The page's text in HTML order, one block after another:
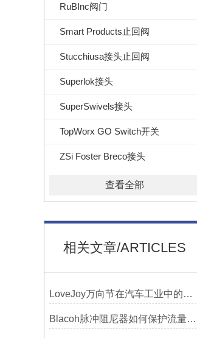
RuBInc阀门
Smart Products止回阀
Stucchiusa接头止回阀
Superlok接头
SuperSwivels接头
TopWorx GO Switch开关
ZSi Foster Breco接头
查看全部
相关文章/ARTICLES
LoveJoy万向节在汽车工业中的重要性
Blacoh脉冲阻尼器如何保护流量计、压力开关和管路附件？